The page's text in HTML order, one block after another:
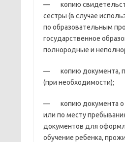
— копию
сестры (в случае
по образовательным
государственное
полнородные и
— копию документа,
(при необходимости);
— копию документа о
или по месту
документов для
обучение ребенка,